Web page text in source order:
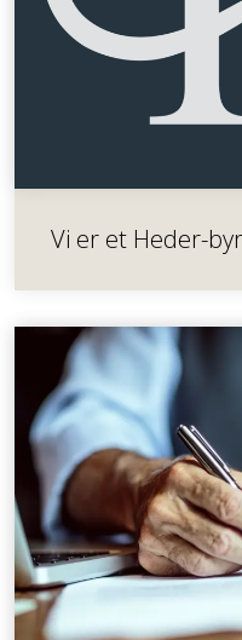
Vi er et Heder-